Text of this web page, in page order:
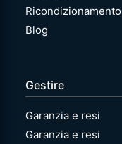
Ricondizionamento
Blog
Gestire
Garanzia e resi
Garanzia e resi